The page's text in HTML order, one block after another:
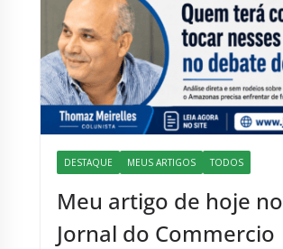
DESTAQUE MEUS ARTIGOS TODOS
Meu artigo de hoje no
Jornal do Commercio